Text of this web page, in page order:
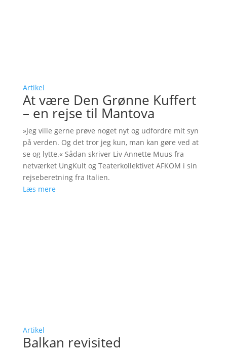
Artikel
At være Den Grønne Kuffert
– en rejse til Mantova
»Jeg ville gerne prøve noget nyt og udfordre mit syn
på verden. Og det tror jeg kun, man kan gøre ved at
se og lytte.« Sådan skriver Liv Annette Muus fra
netværket UngKult og Teaterkollektivet AFKOM i sin
rejseberetning fra Italien.
Læs mere
Artikel
Balkan revisited